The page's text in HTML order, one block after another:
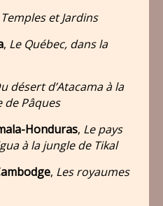
Temples et Jardins
, Le Québec, dans la
désert d’Atacama à la
de Pâques
Honduras, Le pays
à la jungle de Tikal
, Les royaumes